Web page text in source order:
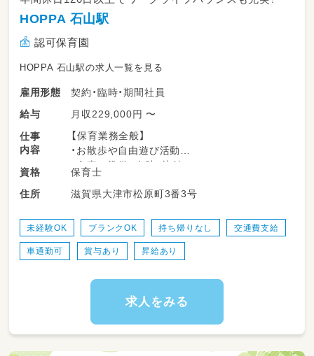
HOPPA 石山駅
認可保育園
HOPPA 石山駅の求人一覧を見る
雇用形態
契約・臨時・期間社員
給与
月収229,000円 〜
仕事
内容
【保育業務全般】
・お散歩や自由遊び活動
・食事の準備、介助、片付け
・排泄介助、着替えの援助
・園の開園準備、お迎え
・記録や立案保育計画の作成（年間の指導計画、
月々の計画案、週案の作成）など
https://keceg.jp/school/hoppa-ishiyamaeki/
資格
保育士
住所
滋賀県大津市松原町3番3号
未経験OK ブランクOK 持ち帰りなし 交通費支給
車通勤可 賞与あり 昇給あり
求人をみる